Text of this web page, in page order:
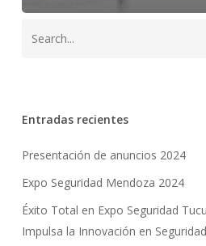
Entradas recientes
Presentación de anuncios 2024
Expo Seguridad Mendoza 2024
Éxito Total en Expo Seguridad
Impulsa la Innovación en Seguridad